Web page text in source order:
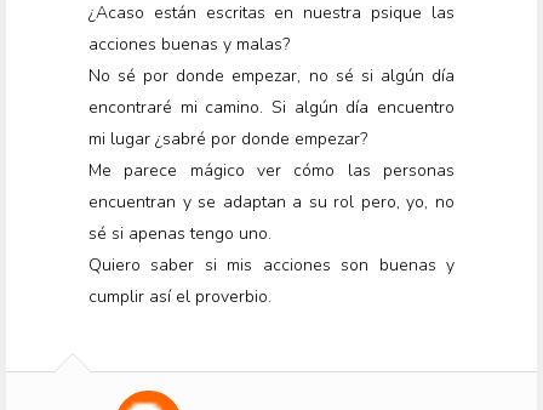
¿Acaso están escritas en nuestra psique las
acciones buenas y malas?
No sé por donde empezar, no sé si algún día
encontraré mi camino. Si algún día encuentro
mi lugar ¿sabré por donde empezar?
Me parece mágico ver cómo las personas
encuentran y se adaptan a su rol pero, yo, no
sé si apenas tengo uno.
Quiero saber si mis acciones son buenas y
cumplir así el proverbio.